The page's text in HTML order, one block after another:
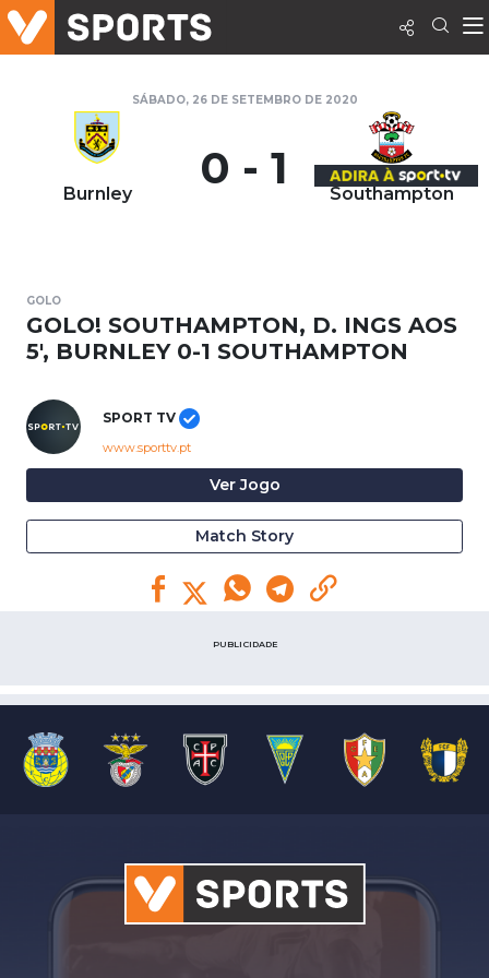
SÁBADO, 26 DE SETEMBRO DE 2020
Burnley 0 - 1 Southampton
GOLO
GOLO! SOUTHAMPTON, D. INGS AOS
5', BURNLEY 0-1 SOUTHAMPTON
SPORT TV
www.sporttv.pt
Ver Jogo
Match Story
PUBLICIDADE